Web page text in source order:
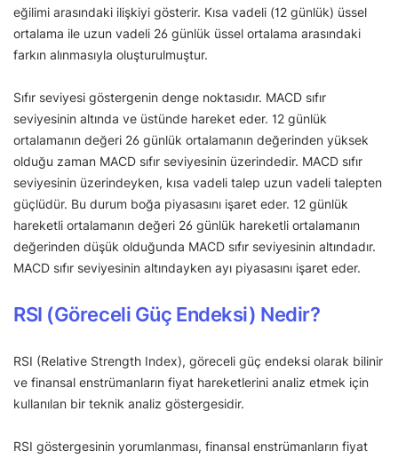
eğilimi arasındaki ilişkiyi gösterir. Kısa vadeli (12 günlük) üssel
ortalama ile uzun vadeli 26 günlük üssel ortalama arasındaki
farkın alınmasıyla oluşturulmuştur.
Sıfır seviyesi göstergenin denge noktasıdır. MACD sıfır
seviyesinin altında ve üstünde hareket eder. 12 günlük
ortalamanın değeri 26 günlük ortalamanın değerinden yüksek
olduğu zaman MACD sıfır seviyesinin üzerindedir. MACD sıfır
seviyesinin üzerindeyken, kısa vadeli talep uzun vadeli talepten
güçlüdür. Bu durum boğa piyasasını işaret eder. 12 günlük
hareketli ortalamanın değeri 26 günlük hareketli ortalamanın
değerinden düşük olduğunda MACD sıfır seviyesinin altındadır.
MACD sıfır seviyesinin altındayken ayı piyasasını işaret eder.
RSI (Göreceli Güç Endeksi) Nedir?
RSI (Relative Strength Index), göreceli güç endeksi olarak bilinir
ve finansal enstrümanların fiyat hareketlerini analiz etmek için
kullanılan bir teknik analiz göstergesidir.
RSI göstergesinin yorumlanması, finansal enstrümanların fiyat